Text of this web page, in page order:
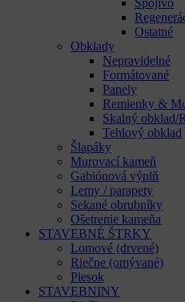
Spojivo
Ostatné
Obklady
Nepravidelné
Formátované
Panely
Remienky &
Skalný obklad/
Tehlový obklad
Šlapáky
Murovací kameň
Gabiónová výplň
Lemy / parapety
Sekané obrubníky
Ošetrenie kameňa
STAVEBNÉ ŠTRKY
Lomové (drvené)
Riečne (omývané)
Piesok
STAVEBNINY